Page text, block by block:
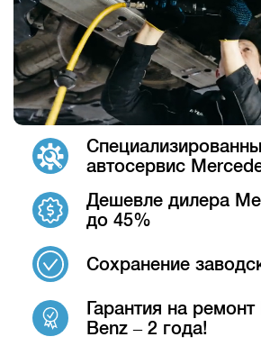
автосервис
Дешевле дилера
до 45%
Сохранение
Гарантия на
Benz – 2 года!